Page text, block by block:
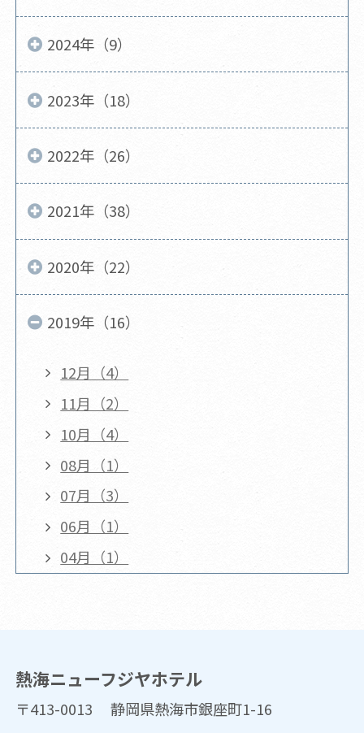
2024年（9）
2023年（18）
2022年（26）
2021年（38）
2020年（22）
2019年（16）
12月（4）
11月（2）
10月（4）
08月（1）
07月（3）
06月（1）
04月（1）
熱海ニューフジヤホテル
〒413-0013 静岡県熱海市銀座町1-16